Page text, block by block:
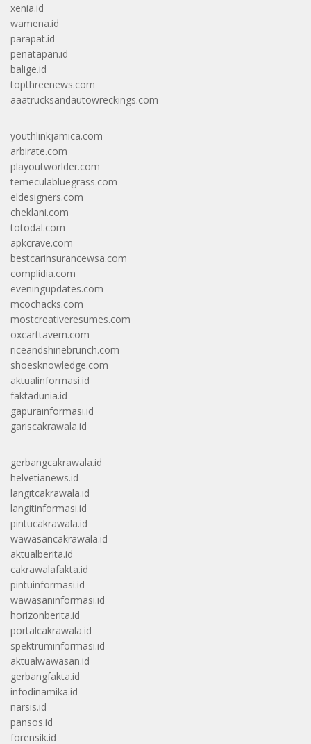
xenia.id
wamena.id
parapat.id
penatapan.id
balige.id
topthreenews.com
aaatrucksandautowreckings.com
youthlinkjamica.com
arbirate.com
playoutworlder.com
temeculabluegrass.com
eldesigners.com
cheklani.com
totodal.com
apkcrave.com
bestcarinsurancewsa.com
complidia.com
eveningupdates.com
mcochacks.com
mostcreativeresumes.com
oxcarttavern.com
riceandshinebrunch.com
shoesknowledge.com
aktualinformasi.id
faktadunia.id
gapurainformasi.id
gariscakrawala.id
gerbangcakrawala.id
helvetianews.id
langitcakrawala.id
langitinformasi.id
pintucakrawala.id
wawasancakrawala.id
aktualberita.id
cakrawalafakta.id
pintuinformasi.id
wawasaninformasi.id
horizonberita.id
portalcakrawala.id
spektruminformasi.id
aktualwawasan.id
gerbangfakta.id
infodinamika.id
narsis.id
pansos.id
forensik.id